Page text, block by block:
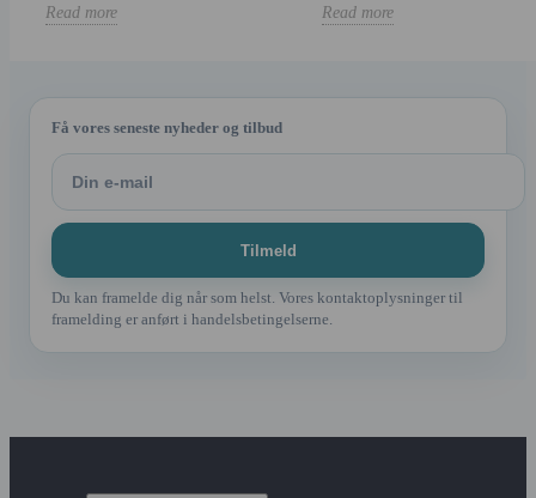
Read more
Read more
Få vores seneste nyheder og tilbud
Du kan framelde dig når som helst. Vores kontaktoplysninger til
framelding er anført i handelsbetingelserne.